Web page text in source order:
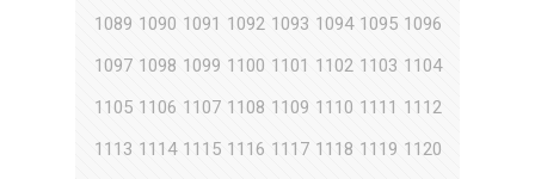
1089 1090 1091 1092 1093 1094 1095 1096
1097 1098 1099 1100 1101 1102 1103 1104
1105 1106 1107 1108 1109 1110 1111 1112
1113 1114 1115 1116 1117 1118 1119 1120